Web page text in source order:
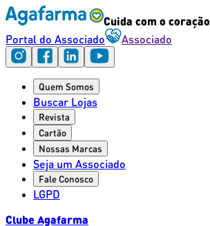
Cuida com o coração
Portal do Associado
Associado
Quem Somos
Buscar Lojas
Revista
Cartão
Nossas Marcas
Seja um Associado
Fale Conosco
LGPD
Clube Agafarma